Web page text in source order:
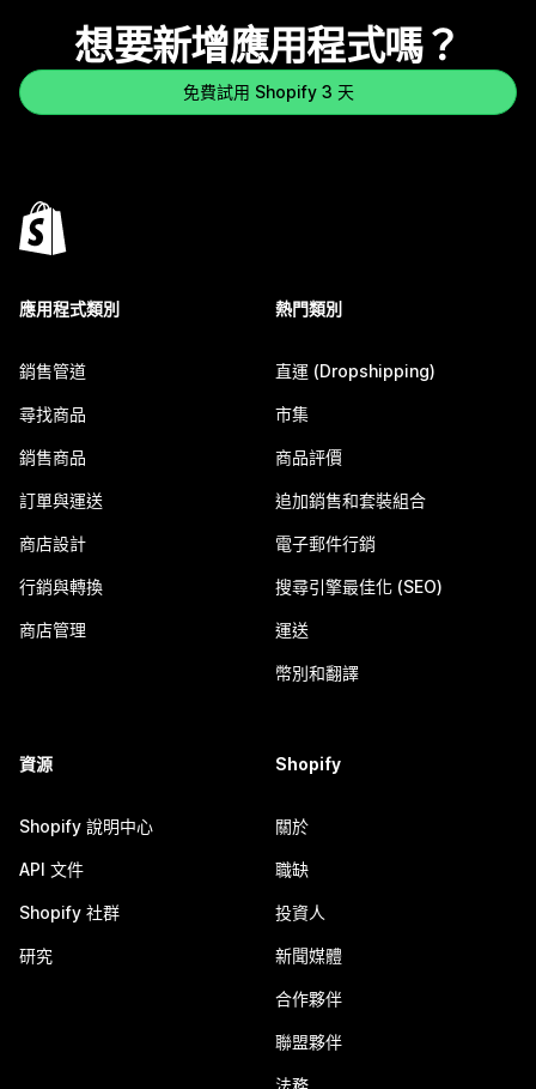
想要新增應用程式嗎？
免費試用 Shopify 3 天
應用程式類別
銷售管道
尋找商品
銷售商品
訂單與運送
商店設計
行銷與轉換
商店管理
熱門類別
直運 (Dropshipping)
市集
商品評價
追加銷售和套裝組合
電子郵件行銷
搜尋引擎最佳化 (SEO)
運送
幣別和翻譯
資源
Shopify 說明中心
API 文件
Shopify 社群
研究
Shopify
關於
職缺
投資人
新聞媒體
合作夥伴
聯盟夥伴
法務